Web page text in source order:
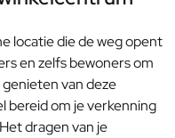
locatie die de weg opent
en zelfs bewoners om
van deze
bereid om je verkenning
dragen van je